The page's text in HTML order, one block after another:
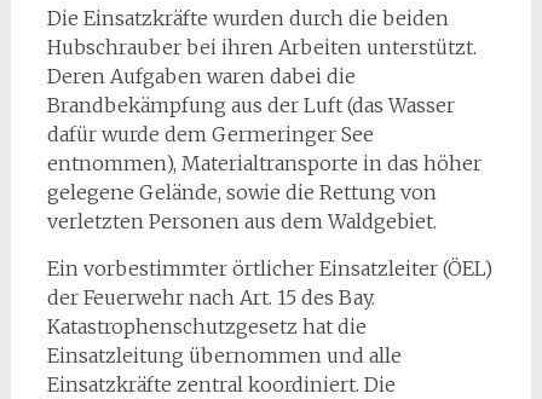
Die Einsatzkräfte wurden durch die beiden
Hubschrauber bei ihren Arbeiten unterstützt.
Deren Aufgaben waren dabei die
Brandbekämpfung aus der Luft (das Wasser
dafür wurde dem Germeringer See
entnommen), Materialtransporte in das höher
gelegene Gelände, sowie die Rettung von
verletzten Personen aus dem Waldgebiet.
Ein vorbestimmter örtlicher Einsatzleiter (ÖEL)
der Feuerwehr nach Art. 15 des Bay.
Katastrophenschutzgesetz hat die
Einsatzleitung übernommen und alle
Einsatzkräfte zentral koordiniert. Die